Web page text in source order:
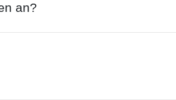
an?